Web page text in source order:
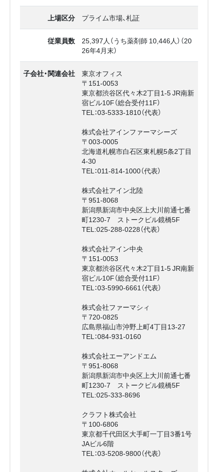
上場区分 プライム市場、札証
従業員数
25,397人（うち薬剤師 10,446人）（20
26年4月末）
子会社・関連会社
東京オフィス
〒151-0053
東京都渋谷区代々木2丁目1-5 JR南新
宿ビル10F（総合受付11F）
TEL：03-5333-1810（代表）
株式会社アインファーマシーズ
〒003-0005
北海道札幌市白石区東札幌5条2丁目
4-30
TEL：011-814-1000（代表）
株式会社アイン北陸
〒951-8068
新潟県新潟市中央区上大川前通七番
町1230-7 ストークビル鏡橋5F
TEL:025-288-0228（代表）
株式会社アイン中央
〒151-0053
東京都渋谷区代々木2丁目1-5 JR南新
宿ビル10F（総合受付11F）
TEL：03-5990-6661（代表）
株式会社ファーマシィ
〒720-0825
広島県福山市沖野上町4丁目13-27
TEL：084-931-0160
株式会社エーアンドエム
〒951-8068
新潟県新潟市中央区上大川前通七番
町1230-7 ストークビル鏡橋5F
TEL:025-333-8696
クラフト株式会社
〒100-6806
東京都千代田区大手町一丁目3番1号
JAビル6階
TEL：03-5208-9800（代表）